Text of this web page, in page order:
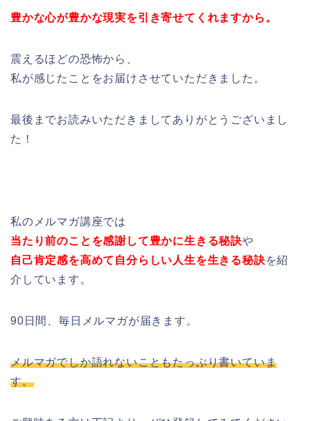
豊かな心が豊かな現実を引き寄せてくれますから。
震えるほどの恐怖から、
私が感じたことをお届けさせていただきました。
最後までお読みいただきましてありがとうございまし
た！
私のメルマガ講座では
当たり前のことを感謝して豊かに生きる秘訣や
自己肯定感を高めて自分らしい人生を生きる秘訣を紹
介しています。
90日間、毎日メルマガが届きます。
メルマガでしか語れないこともたっぷり書いていま
す。